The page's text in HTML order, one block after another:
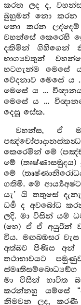
කරන ලද ද,
බුහුමන් නො කරන
නො කරන
වහන්සේ කෙරෙහි
දකිමින් ගිහිගෙන්
භාග්‍යවතුන්
හටගැන්ම මෙසේ
වේදනාව මෙසේ ය
මෙසේ ය ...
මෙසේ ය ...
දෙසූ සේක.
වහන්ස, ඒ
කෙරෙමින් මේ
මේ (තෘෂ්ණාසමුදය)
මේ
ගතිමි. මේ
යැ’ යි තතුසේ
ධර්‍ම ද අවබෝධ
ලදි. මා විසින් යම්
(හෙ) ඒ ඒ අයුරින්
විය. මඟබඹසර
අත්බව පිණිස අන්
තථාභාවයට
මා විසින් භාවිත
කරන්නහු යම්සේ
නිමවන ලද,